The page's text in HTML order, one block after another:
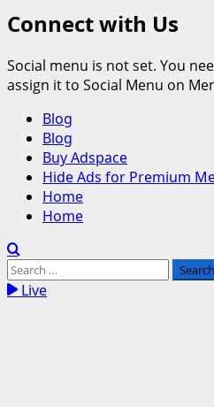
Connect with Us
Social menu is not set. You
assign it to Social Menu on
Primary
Menu
Blog
Blog
Buy Adspace
Hide Ads for Premium
Home
Home
Search
for:Live